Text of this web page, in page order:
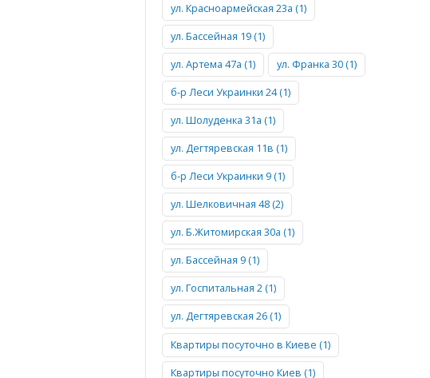
ул. Красноармейская 23а (1)
ул. Бассейная 19 (1)
ул. Артема 47а (1) ул. Франка 30 (1)
б-р Леси Украинки 24 (1)
ул. Шолуденка 31а (1)
ул. Дегтяревская 11в (1)
б-р Леси Украинки 9 (1)
ул. Шелковичная 48 (2)
ул. Б.Житомирская 30а (1)
ул. Бассейная 9 (1)
ул. Госпитальная 2 (1)
ул. Дегтяревская 26 (1)
Квартиры посуточно в Киеве (1)
Квартиры посуточно Киев (1)